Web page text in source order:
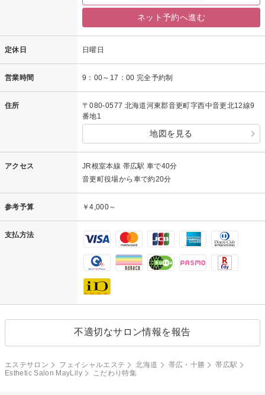
ネット予約へ進む
定休日 日曜日
営業時間 9：00～17：00 完全予約制
住所
〒080-0577 北海道河東郡音更町字西中音更北12線9
番地1
地図を見る
アクセス
JR根室本線 帯広駅 車で40分
音更町役場から車で約20分
参考予算 ￥4,000～
支払方法
不適切なサロン情報を報告
エステサロン フェイシャルエステ 北海道 帯広・十勝
帯広駅
Esthetic Salon MayLily
こだわり特集